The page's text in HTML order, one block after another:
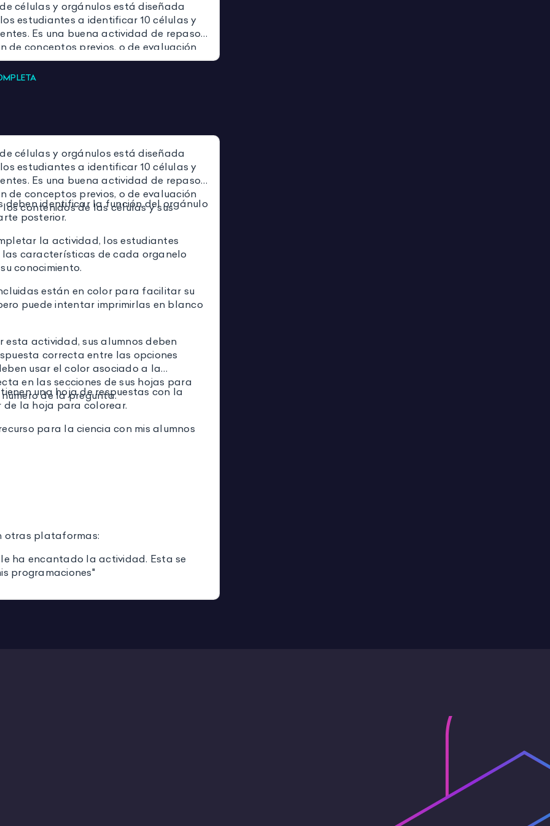
células y orgánulos está diseñada
estudiantes a identificar 10 células y
Es una buena actividad de repaso,
de conceptos previos, o de evaluación
contenidos de las células y sus
células y orgánulos está diseñada
estudiantes a identificar 10 células y
Es una buena actividad de repaso,
de conceptos previos, o de evaluación
contenidos de las células y sus
deben identificar la función del orgánulo
posterior.
la actividad, los estudiantes
las características de cada organelo
conocimiento.
están en color para facilitar su
puede intentar imprimirlas en blanco
esta actividad, sus alumnos deben
correcta entre las opciones
usar el color asociado a la
en las secciones de sus hojas para
de la pregunta.
una hoja de respuestas con la
de la hoja para colorear.
para la ciencia con mis alumnos
otras plataformas:
le ha encantado la actividad. Esta se
programaciones"